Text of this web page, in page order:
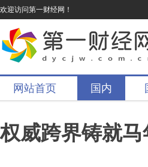
欢迎访问第一财经网！
网站首页 国内
权威跨界铸就